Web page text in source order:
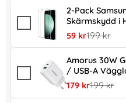
2-Pack
Skärmskydd i
rea pris
59 krtidigare pris
199 kr
Amorus 30W
/ USB-A
rea pris
179 krtidigare
199 kr